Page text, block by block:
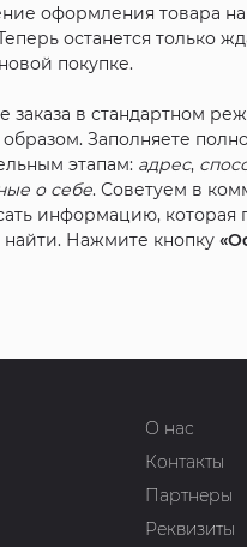
оформления товара
останется только
покупке.
в стандартном
Заполняете
этапам: адрес,
о себе. Советуем в
информацию, которая
найти. Нажмите кнопку
О нас
Контакты
Партнеры
Реквизиты